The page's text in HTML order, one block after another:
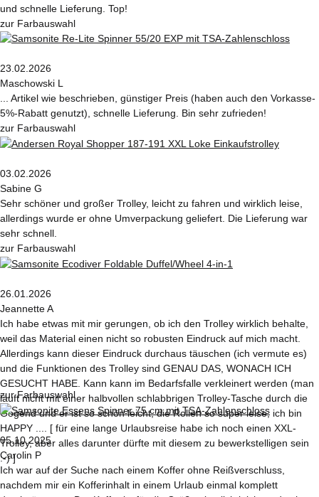
und schnelle Lieferung. Top!
zur Farbauswahl
23.02.2026
Maschowski L
... Artikel wie beschrieben, günstiger Preis (haben auch den Vorkasse-
5%-Rabatt genutzt), schnelle Lieferung. Bin sehr zufrieden!
zur Farbauswahl
03.02.2026
Sabine G
Sehr schöner und großer Trolley, leicht zu fahren und wirklich leise,
allerdings wurde er ohne Umverpackung geliefert. Die Lieferung war
sehr schnell.
zur Farbauswahl
26.01.2026
Jeannette A
Ich habe etwas mit mir gerungen, ob ich den Trolley wirklich behalte,
weil das Material einen nicht so robusten Eindruck auf mich macht.
Allerdings kann dieser Eindruck durchaus täuschen (ich vermute es)
und die Funktionen des Trolley sind GENAU DAS, WONACH ICH
GESUCHT HABE. Kann kann im Bedarfsfalle verkleinert werden (man
läuft nicht mit einer halbvollen schlabbrigen Trolley-Tasche durch die
Gegend und er ist so schön leicht, die Rollen so super leise, ich bin
HAPPY .... [ für eine lange Urlaubsreise habe ich noch einen XXL-
Trolley, aber alles darunter dürfte mit diesem zu bewerkstelligen sein
:-) ]
zur Farbauswahl
05.10.2025
Carolin P
Ich war auf der Suche nach einem Koffer ohne Reißverschluss,
nachdem mir ein Kofferinhalt in einem Urlaub einmal komplett